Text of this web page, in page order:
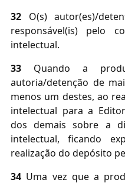
32 O(s) autor(es)/
responsável(is) pelo
intelectual.
33 Quando a
autoria/detenção de
menos um destes, ao
intelectual para a
dos demais sobre a
intelectual, ficando
realização do depósito
34 Uma vez que a